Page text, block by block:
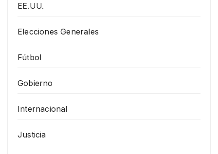
EE.UU.
Elecciones Generales
Fútbol
Gobierno
Internacional
Justicia